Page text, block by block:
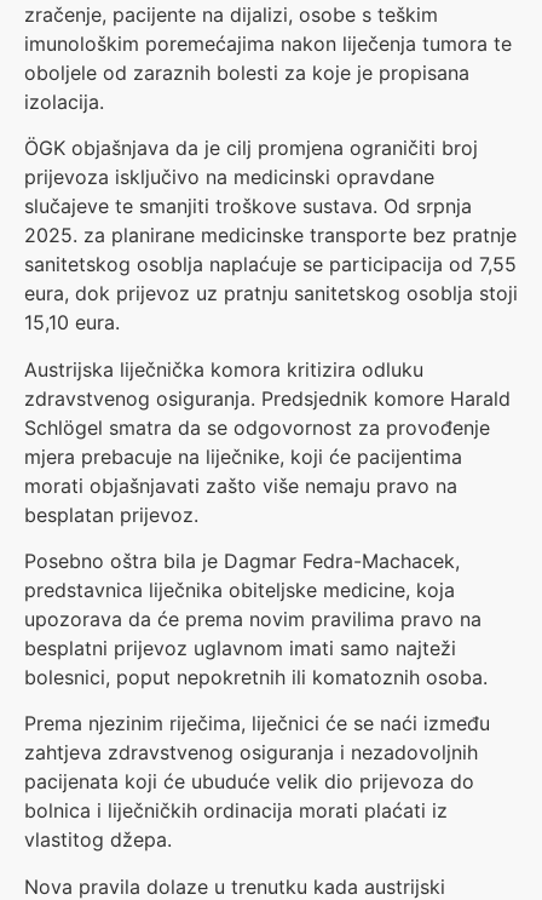
zračenje, pacijente na dijalizi, osobe s teškim
imunološkim poremećajima nakon liječenja tumora te
oboljele od zaraznih bolesti za koje je propisana
izolacija.
ÖGK objašnjava da je cilj promjena ograničiti broj
prijevoza isključivo na medicinski opravdane
slučajeve te smanjiti troškove sustava. Od srpnja
2025. za planirane medicinske transporte bez pratnje
sanitetskog osoblja naplaćuje se participacija od 7,55
eura, dok prijevoz uz pratnju sanitetskog osoblja stoji
15,10 eura.
Austrijska liječnička komora kritizira odluku
zdravstvenog osiguranja. Predsjednik komore Harald
Schlögel smatra da se odgovornost za provođenje
mjera prebacuje na liječnike, koji će pacijentima
morati objašnjavati zašto više nemaju pravo na
besplatan prijevoz.
Posebno oštra bila je Dagmar Fedra-Machacek,
predstavnica liječnika obiteljske medicine, koja
upozorava da će prema novim pravilima pravo na
besplatni prijevoz uglavnom imati samo najteži
bolesnici, poput nepokretnih ili komatoznih osoba.
Prema njezinim riječima, liječnici će se naći između
zahtjeva zdravstvenog osiguranja i nezadovoljnih
pacijenata koji će ubuduće velik dio prijevoza do
bolnica i liječničkih ordinacija morati plaćati iz
vlastitog džepa.
Nova pravila dolaze u trenutku kada austrijski